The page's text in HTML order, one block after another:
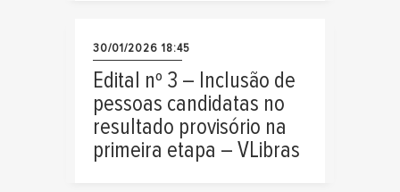
30/01/2026 18:45
Edital nº 3 – Inclusão de
pessoas candidatas no
resultado provisório na
primeira etapa – VLibras